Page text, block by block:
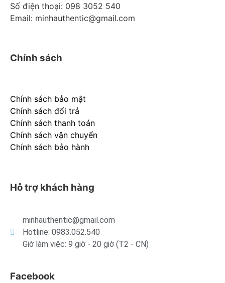
Số điện thoại: 098 3052 540
Email: minhauthentic@gmail.com
Chính sách
Chính sách bảo mật
Chính sách đổi trả
Chính sách thanh toán
Chính sách vận chuyển
Chính sách bảo hành
Hỗ trợ khách hàng
minhauthentic@gmail.com
Hotline: 0983.052.540
Giờ làm việc: 9 giờ - 20 giờ (T2 - CN)
Facebook